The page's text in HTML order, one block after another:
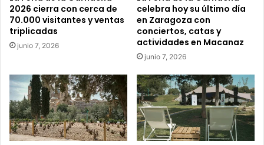
l
e
c
t
n
i
c
o
2026 cierra con cerca de
70.000 visitantes y ventas
triplicadas
junio 7, 2026
celebra hoy su último día
en Zaragoza con
conciertos, catas y
actividades en Macanaz
junio 7, 2026